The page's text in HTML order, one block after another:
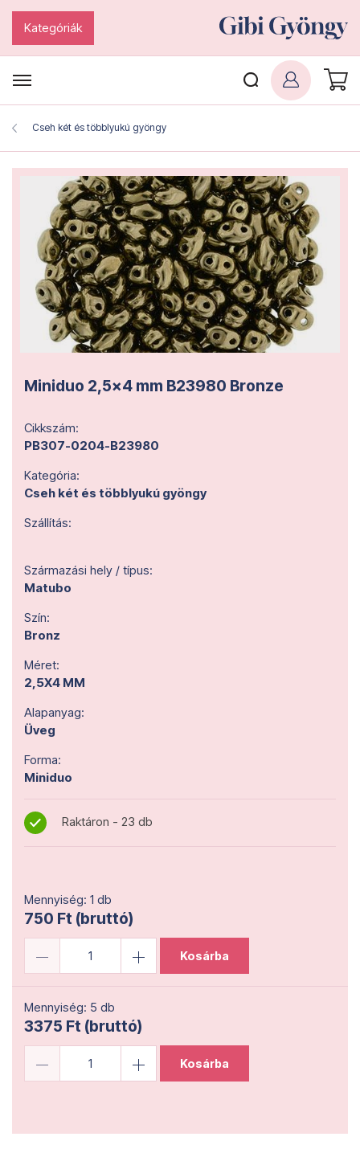
Kategóriák
Cseh két és többlyukú gyöngy
Miniduo 2,5x4 mm B23980 Bronze
Cikkszám:
PB307-0204-B23980
Kategória:
Cseh két és többlyukú gyöngy
Szállítás:
Származási hely / típus:
Matubo
Szín:
Bronz
Méret:
2,5X4 MM
Alapanyag:
Üveg
Forma:
Miniduo
Raktáron - 23 db
Mennyiség: 1 db
750 Ft (bruttó)
Kosárba
Mennyiség: 5 db
3375 Ft (bruttó)
Kosárba